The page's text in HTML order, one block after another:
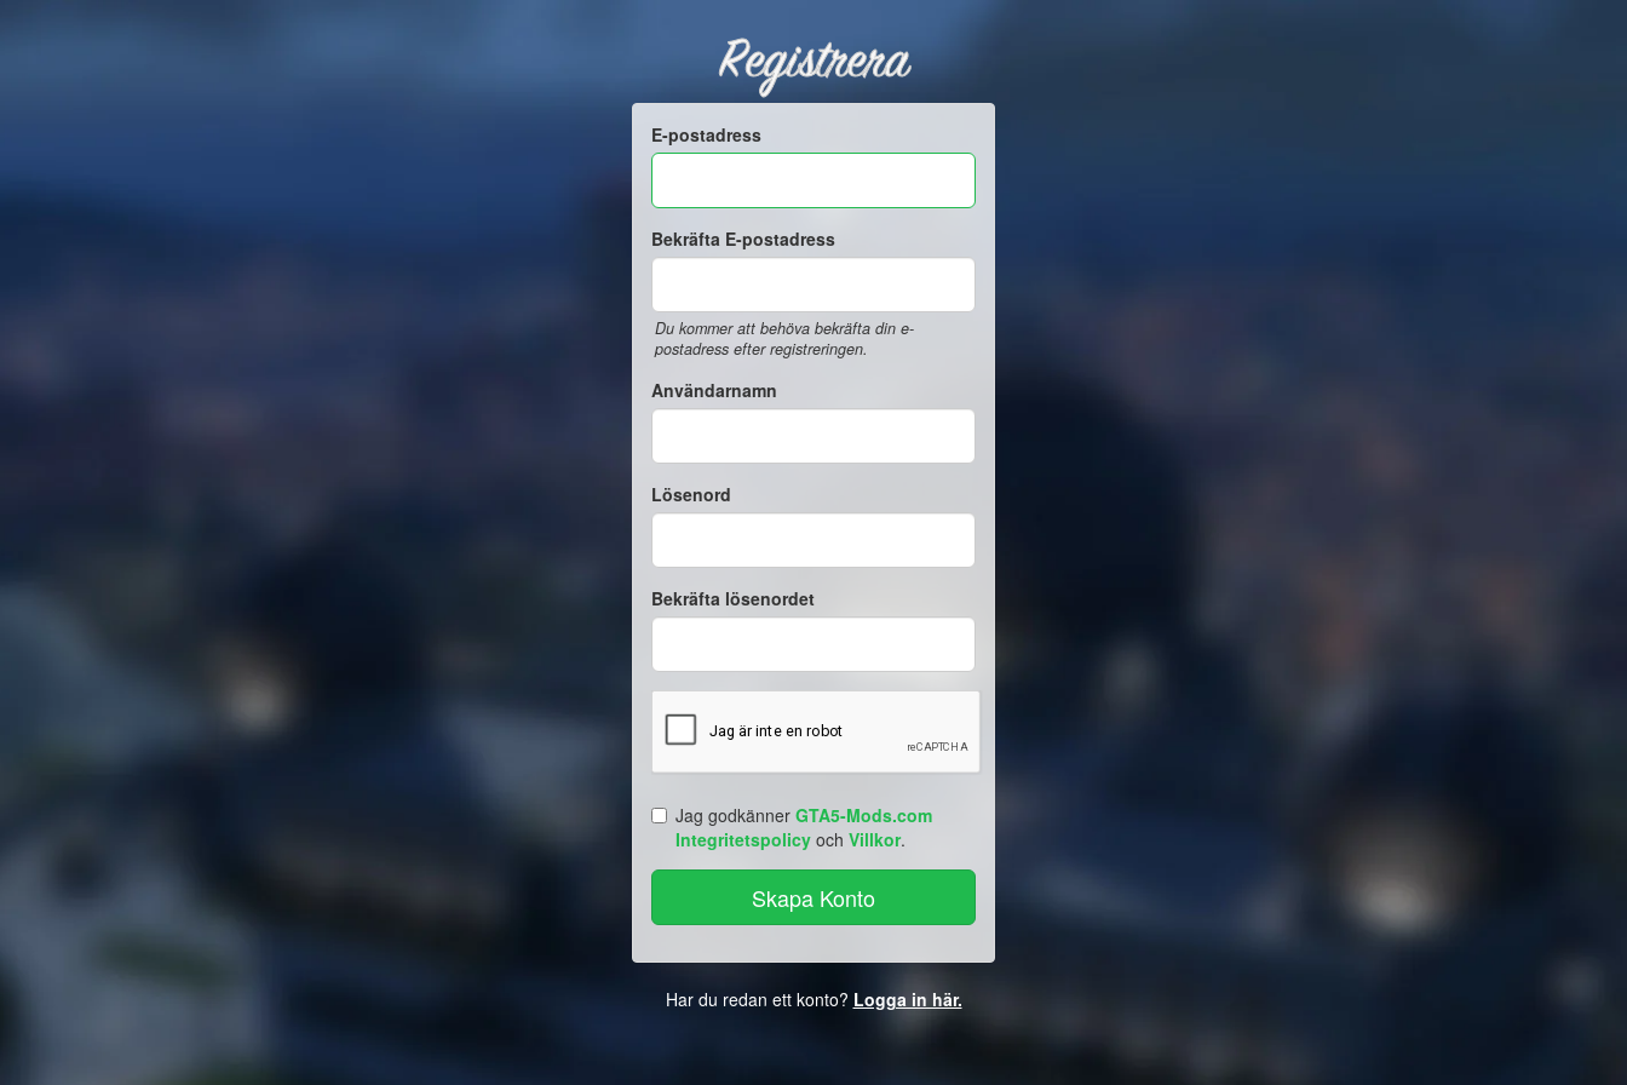
Registrera
E-postadress
Bekräfta E-postadress
Du kommer att behöva bekräfta din e-
postadress efter registreringen.
Användarnamn
Lösenord
Bekräfta lösenordet
Jag godkänner GTA5-Mods.com
Integritetspolicy och Villkor.
Har du redan ett konto? Logga in här.